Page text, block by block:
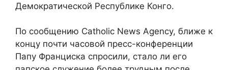
Демократической Республике Конго.
По сообщению Catholic News Agency, ближе к
концу почти часовой пресс-конференции
Папу Франциска спросили, стало ли его